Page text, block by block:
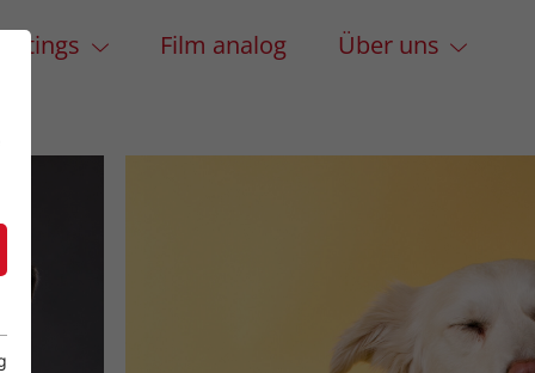
Film analog Über uns